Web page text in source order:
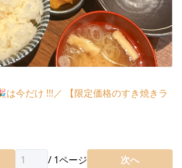
は今だけ !!!／ 【限定価格のすき焼きラ
/ 1ページ 次へ